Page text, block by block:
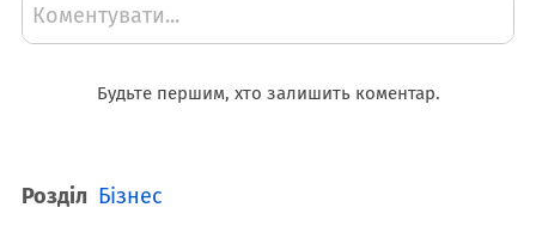
Коментувати...
Будьте першим, хто залишить коментар.
Розділ Бізнес